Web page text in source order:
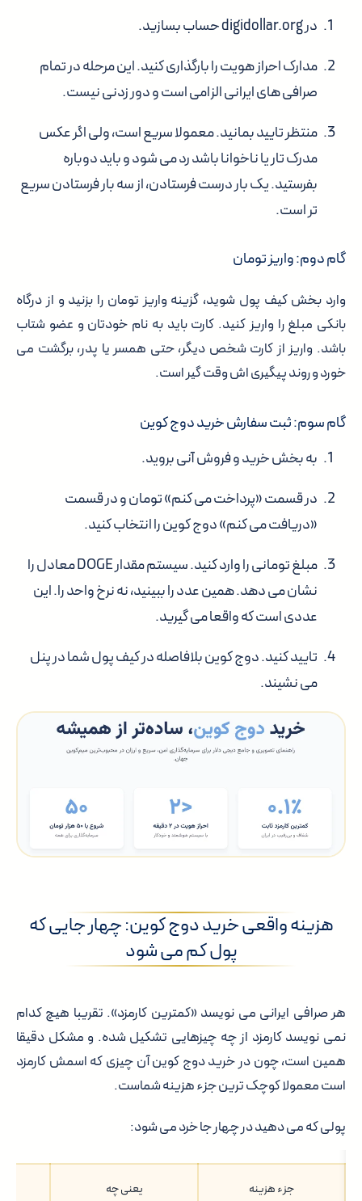
در digidollar.org حساب بسازید.
مدارک احراز هویت را بارگذاری کنید. این مرحله در تمام
صرافی های ایرانی الزامی است و دور زدنی نیست.
منتظر تایید بمانید. معمولا سریع است، ولی اگر عکس
مدرک تار یا ناخوانا باشد رد می شود و باید دوباره
بفرستید. یک بار درست فرستادن، از سه بار فرستادن سریع
تر است.
گام دوم: واریز تومان
وارد بخش کیف پول شوید، گزینه واریز تومان را بزنید و از درگاه
بانکی مبلغ را واریز کنید. کارت باید به نام خودتان و عضو شتاب
باشد. واریز از کارت شخص دیگر، حتی همسر یا پدر، برگشت می
خورد و روند پیگیری اش وقت گیر است.
گام سوم: ثبت سفارش خرید دوج کوین
به بخش خرید و فروش آنی بروید.
در قسمت «پرداخت می کنم» تومان و در قسمت
«دریافت می کنم» دوج کوین را انتخاب کنید.
مبلغ تومانی را وارد کنید. سیستم مقدار DOGE معادل را
نشان می دهد.همین عدد را ببینید، نه نرخ واحد را.این
عددی است که واقعا می گیرید.
تایید کنید. دوج کوین بلافاصله در کیف پول شما در پنل
می نشیند.
هزینه واقعی خرید دوج کوین: چهار جایی که
پول کم می شود
هر صرافی ایرانی می نویسد «کمترین کارمزد». تقریبا هیچ کدام
نمی نویسد کارمزد از چه چیزهایی تشکیل شده. و مشکل دقیقا
همین است، چون در خرید دوج کوین آن چیزی که اسمش کارمزد
است معمولا کوچک ترین جزء هزینه شماست.
پولی که می دهید در چهار جا خرد می شود:
جزء هزینه یعنی چه